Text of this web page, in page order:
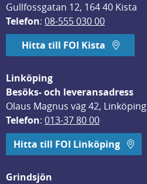
Gullfossgatan 12, 164 40 Kista
Telefon: 08-555 030 00
Hitta till FOI Kista
Linköping
Besöks- och leveransadress
Olaus Magnus väg 42, Linköping
Telefon: 013-37 80 00
Hitta till FOI Linköping
Grindsjön